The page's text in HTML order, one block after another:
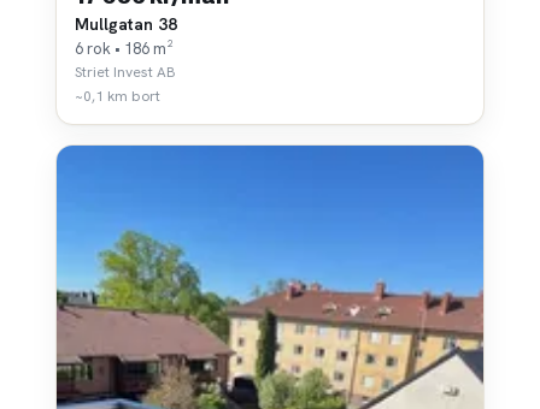
Mullgatan 38
6 rok • 186 m²
Striet Invest AB
~0,1 km bort